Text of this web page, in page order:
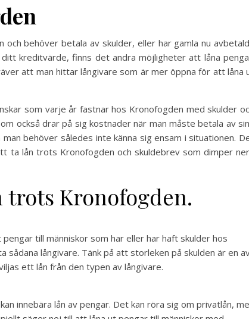
behöver betala av skulder, eller har gamla nu
kreditvärde, finns det andra möjligheter att låna
att man hittar långivare som är mer öppna för att låna
som varje år fastnar hos Kronofogden med skulder
också drar på sig kostnader när man måste betala av
behöver således inte känna sig ensam i situationen.
ta lån trots Kronofogden och skuldebrev som dimper
trots Kronofogden.
till människor som har eller har haft skulder hos
långivare. Tänk på att storleken på skulden är en
ett lån från den typen av långivare.
innebära lån av pengar. Det kan röra sig om privatlån,